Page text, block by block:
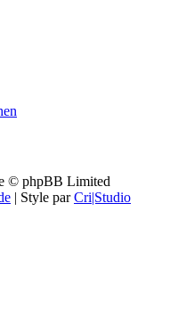
© phpBB Limited
| Style parCri|Studio